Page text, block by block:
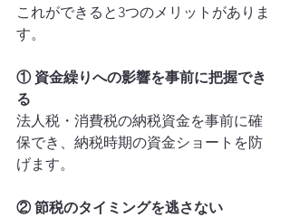
これができると3つのメリットがありま
す。
① 資金繰りへの影響を事前に把握でき
る
法人税・消費税の納税資金を事前に確
保でき、納税時期の資金ショートを防
げます。
② 節税のタイミングを逃さない